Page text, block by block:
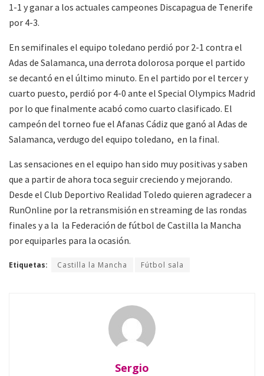
1-1 y ganar a los actuales campeones Discapagua de Tenerife
por 4-3.
En semifinales el equipo toledano perdió por 2-1 contra el
Adas de Salamanca, una derrota dolorosa porque el partido
se decantó en el último minuto. En el partido por el tercer y
cuarto puesto, perdió por 4-0 ante el Special Olympics Madrid
por lo que finalmente acabó como cuarto clasificado. El
campeón del torneo fue el Afanas Cádiz que ganó al Adas de
Salamanca, verdugo del equipo toledano, en la final.
Las sensaciones en el equipo han sido muy positivas y saben
que a partir de ahora toca seguir creciendo y mejorando.
Desde el Club Deportivo Realidad Toledo quieren agradecer a
RunOnline por la retransmisión en streaming de las rondas
finales y a la la Federación de fútbol de Castilla la Mancha
por equiparles para la ocasión.
Etiquetas: Castilla la Mancha Fútbol sala
Sergio